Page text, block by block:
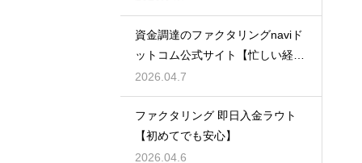
資金調達のファクタリングnaviド
ットコム公式サイト【忙しい経営
者必見】
2026.04.7
ファクタリング 即日入金ラウト
【初めてでも安心】
2026.04.6